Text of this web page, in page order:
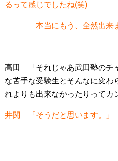
るって感じでしたね(笑)
本当にもう、全然出来ま
高田 「それじゃあ武田塾のチ
な苦手な受験生とそんなに変わ
れよりも出来なかったりってカ
井関 「そうだと思います。」